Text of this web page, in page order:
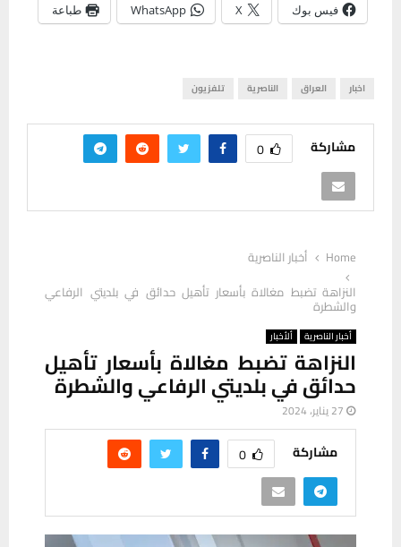
فيس بوك X
WhatsApp طباعة
اخبار العراق الناصرية تلفزيون
مشاركة 0
Home
أخبار الناصرية
النزاهة تضبط مغالاة بأسعار تأهيل حدائق في بلديتي الرفاعي
والشطرة
أخبار الناصرية ألأخبار
النزاهة تضبط مغالاة بأسعار تأهيل
حدائق في بلديتي الرفاعي والشطرة
27 يناير، 2024
مشاركة 0